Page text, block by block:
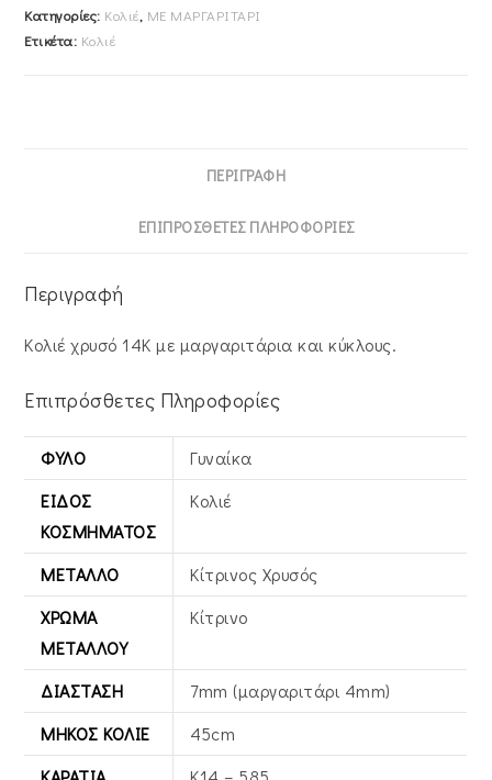
ποσότητα
Κατηγορίες: Κολιέ, ΜΕ ΜΑΡΓΑΡΙΤΑΡΙ
Ετικέτα: Κολιέ
ΠΕΡΙΓΡΑΦΉ
ΕΠΙΠΡΌΣΘΕΤΕΣ ΠΛΗΡΟΦΟΡΊΕΣ
Περιγραφή
Κολιέ χρυσό 14Κ με μαργαριτάρια και κύκλους.
Επιπρόσθετες Πληροφορίες
ΦΎΛΟ
Γυναίκα
ΕΊΔΟΣ
ΚΟΣΜΉΜΑΤΟΣ
Κολιέ
ΜΈΤΑΛΛΟ
Κίτρινος Xρυσός
ΧΡΏΜΑ
ΜΕΤΆΛΛΟΥ
Κίτρινο
ΔΙΆΣΤΑΣΗ
7mm (μαργαριτάρι 4mm)
ΜΉΚΟΣ ΚΟΛΙΈ
45cm